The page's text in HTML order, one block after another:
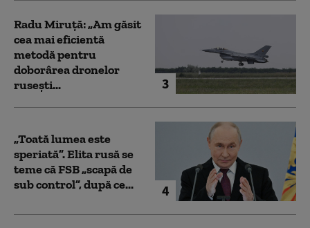
3
Radu Miruță: „Am găsit
cea mai eficientă
metodă pentru
doborârea dronelor
rusești...
4
„Toată lumea este
speriată”. Elita rusă se
teme că FSB „scapă de
sub control”, după ce...